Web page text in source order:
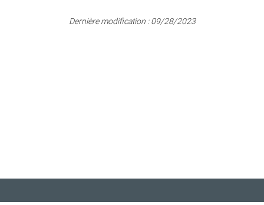
Dernière modification :09/28/2023